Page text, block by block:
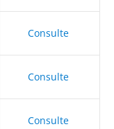
Consulte
Consulte
Consulte